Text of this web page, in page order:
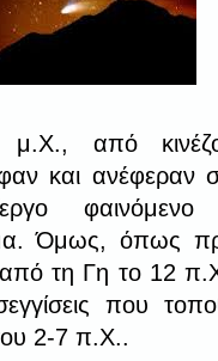
από
και ανέφεραν
Όμως, όπως
τη Γη το 12
που
2-7 π.Χ..